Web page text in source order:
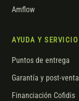
Amflow
AYUDA Y SERVICIO
Puntos de entrega
Garantía y post-venta
Financiación Cofidis